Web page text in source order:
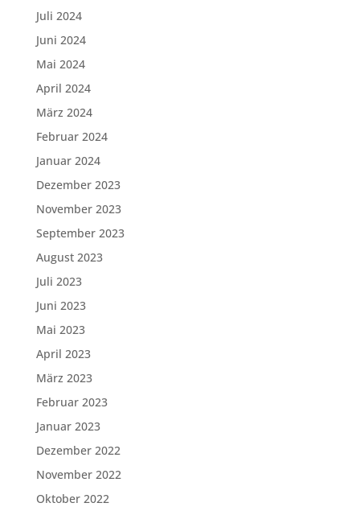
Juli 2024
Juni 2024
Mai 2024
April 2024
März 2024
Februar 2024
Januar 2024
Dezember 2023
November 2023
September 2023
August 2023
Juli 2023
Juni 2023
Mai 2023
April 2023
März 2023
Februar 2023
Januar 2023
Dezember 2022
November 2022
Oktober 2022